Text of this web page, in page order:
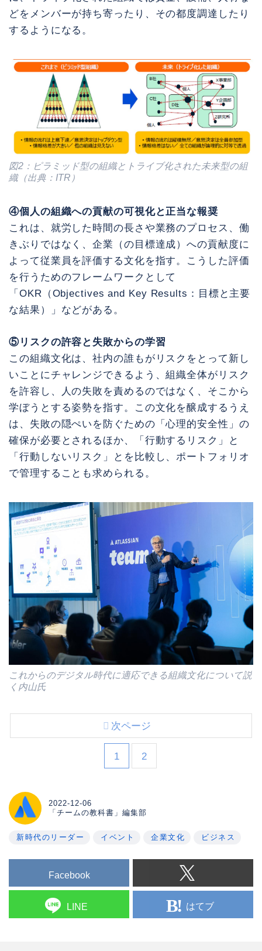
どをメンバーが持ち寄ったり、その都度調達したり
するようになる。
図2：ピラミッド型の組織とトライブ化された未来型の組
織（出典：ITR）
④個人の組織への貢献の可視化と正当な報奨
これは、就労した時間の長さや業務のプロセス、働
きぶりではなく、企業（の目標達成）への貢献度に
よって従業員を評価する文化を指す。こうした評価
を行うためのフレームワークとして
「OKR（Objectives and Key Results：目標と主要
な結果）」などがある。
⑤リスクの許容と失敗からの学習
この組織文化は、社内の誰もがリスクをとって新し
いことにチャレンジできるよう、組織全体がリスク
を許容し、人の失敗を責めるのではなく、そこから
学ぼうとする姿勢を指す。この文化を醸成するうえ
は、失敗の隠ぺいを防ぐための「心理的安全性」の
確保が必要とされるほか、「行動するリスク」と
「行動しないリスク」とを比較し、ポートフォリオ
で管理することも求められる。
これからのデジタル時代に適応できる組織文化について説
く内山氏
1 2
次ページ
2022-12-06
「チームの教科書」編集部
新時代のリーダー イベント 企業文化 ビジネス
Facebook
LINE はてブ